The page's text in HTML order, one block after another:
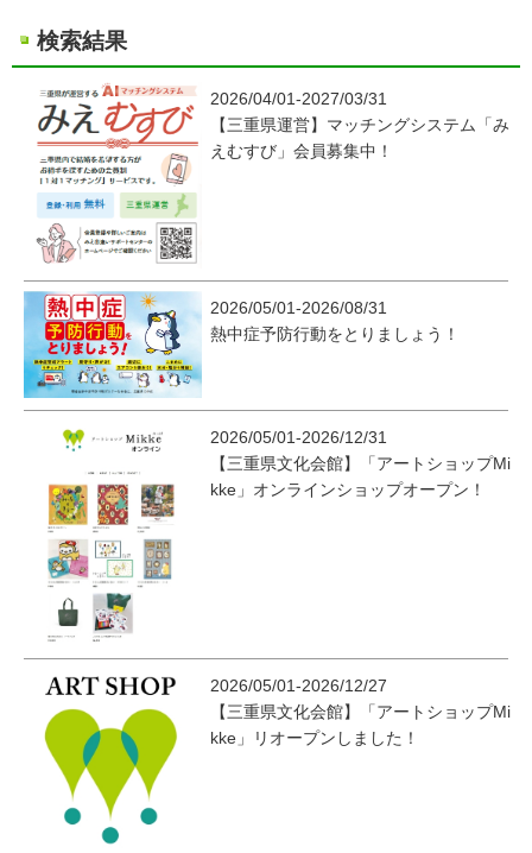
検索結果
2026/04/01-2027/03/31
【三重県運営】マッチングシステム「み
えむすび」会員募集中！
2026/05/01-2026/08/31
熱中症予防行動をとりましょう！
2026/05/01-2026/12/31
【三重県文化会館】「アートショップMi
kke」オンラインショップオープン！
2026/05/01-2026/12/27
【三重県文化会館】「アートショップMi
kke」リオープンしました！